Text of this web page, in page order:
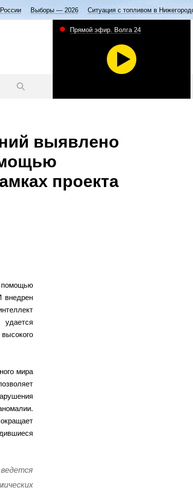
Выборы — 2026 Ситуация с топливом в
Прямой эфир. Волга 24
выявлено
проекта
помощью
внедрен
мира